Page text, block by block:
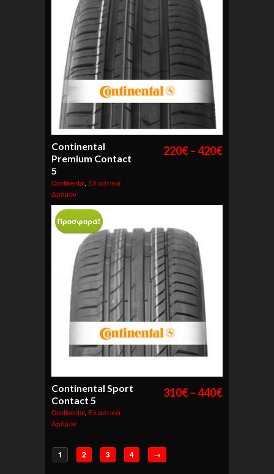
Continental
Premium Contact
5
Continental, Ελαστικά
Δρόμου
220€–420€
Προσφορά!
Continental Sport
Contact 5
Continental, Ελαστικά
Δρόμου
310€–440€
1 2 3 4 →